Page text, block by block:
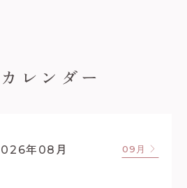
レンダー
年 08 月 09月